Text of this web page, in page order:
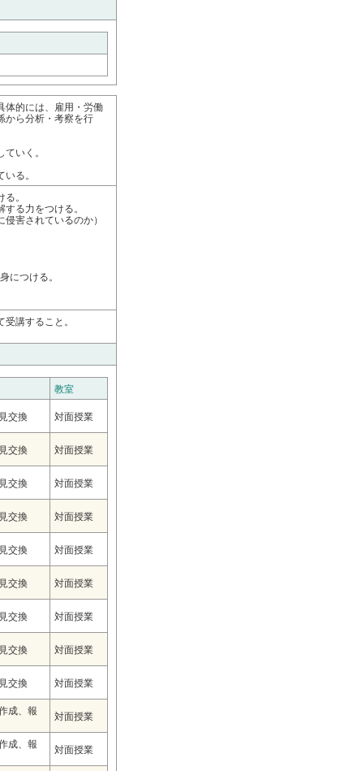
体的には、雇用・労働
から分析・考察を行
いく。
る。
。
る力をつける。
害されているのか）
につける。
講すること。
教室
交換 対面授業
交換 対面授業
交換 対面授業
交換 対面授業
交換 対面授業
交換 対面授業
交換 対面授業
交換 対面授業
交換 対面授業
成、報
対面授業
成、報
対面授業